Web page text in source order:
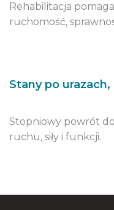
Rehabilitacja
ruchomość,
Stany po urazach,
Stopniowy powrót
ruchu, siły i funkcji.